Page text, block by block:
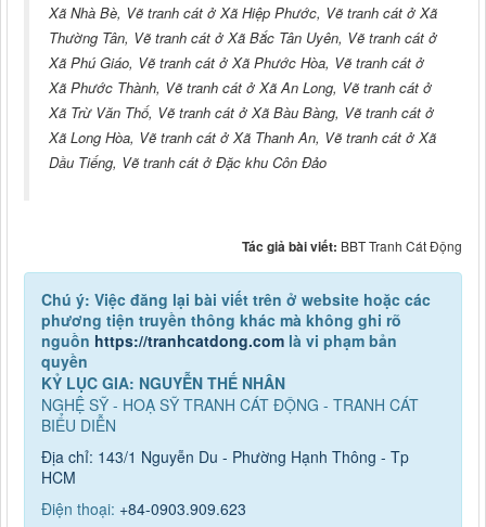
Xã Nhà Bè, Vẽ tranh cát ở Xã Hiệp Phước, Vẽ tranh cát ở Xã
Thường Tân, Vẽ tranh cát ở Xã Bắc Tân Uyên, Vẽ tranh cát ở
Xã Phú Giáo, Vẽ tranh cát ở Xã Phước Hòa, Vẽ tranh cát ở
Xã Phước Thành, Vẽ tranh cát ở Xã An Long, Vẽ tranh cát ở
Xã Trừ Văn Thố, Vẽ tranh cát ở Xã Bàu Bàng, Vẽ tranh cát ở
Xã Long Hòa, Vẽ tranh cát ở Xã Thanh An, Vẽ tranh cát ở Xã
Dầu Tiếng, Vẽ tranh cát ở Đặc khu Côn Đảo
Tác giả bài viết: BBT Tranh Cát Động
Chú ý: Việc đăng lại bài viết trên ở website hoặc các
phương tiện truyền thông khác mà không ghi rõ
nguồn https://tranhcatdong.com là vi phạm bản
quyền
KỶ LỤC GIA: NGUYỄN THẾ NHÂN
NGHỆ SỸ - HOẠ SỸ TRANH CÁT ĐỘNG - TRANH CÁT
BIỂU DIỄN
Địa chỉ: 143/1 Nguyễn Du - Phường Hạnh Thông - Tp
HCM
Điện thoại: +84-0903.909.623